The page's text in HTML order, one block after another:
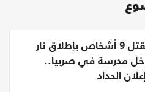
مقتل 9 أشخاص بإطلاق نار
مدرسة في صربيا..
الحداد